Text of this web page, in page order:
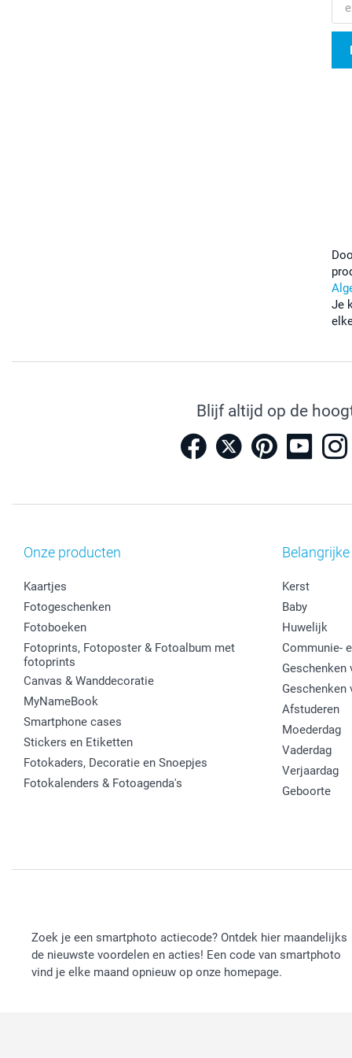
Je
Blijf altijd op de
Onze producten
Kaartjes
Fotogeschenken
Fotoboeken
Fotoprints, Fotoposter & Fotoalbum met
fotoprints
Canvas & Wanddecoratie
MyNameBook
Smartphone cases
Stickers en Etiketten
Fotokaders, Decoratie en Snoepjes
Fotokalenders & Fotoagenda's
Kerst
Baby
Huwelijk
Communie-
Geschenken
Geschenken
Afstuderen
Moederdag
Vaderdag
Verjaardag
Geboorte
Zoek je een smartphoto actiecode? Ontdek hier maandelijks
de nieuwste voordelen en acties! Een code van smartphoto
vind je elke maand opnieuw op onze homepage.